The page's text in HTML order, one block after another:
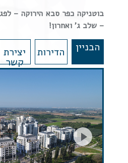
בוטניקה כפר סבא הירוקה –
– שלב ג' ואחרון!
הבניין הדירות יצירת
קשר
next